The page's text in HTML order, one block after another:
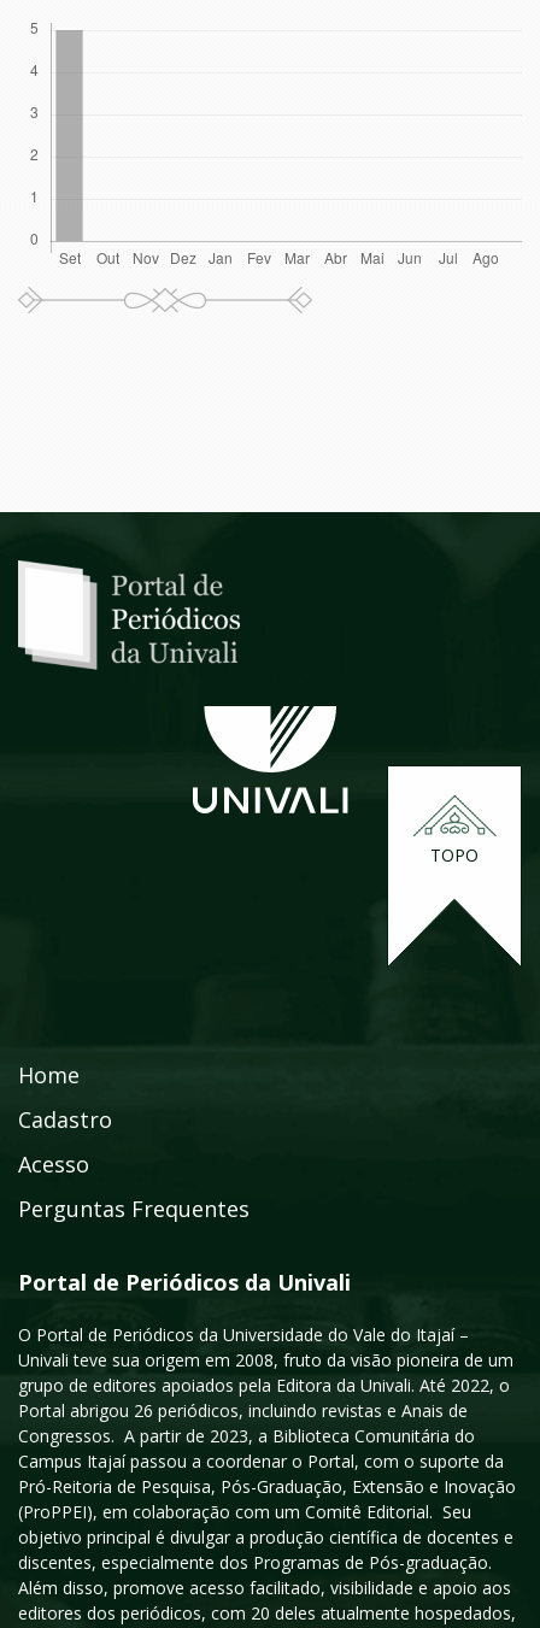
TOPO
Home
Cadastro
Acesso
Perguntas Frequentes
Portal de Periódicos da Univali
O Portal de Periódicos da Universidade do Vale do Itajaí –
Univali teve sua origem em 2008, fruto da visão pioneira de um
grupo de editores apoiados pela Editora da Univali. Até 2022, o
Portal abrigou 26 periódicos, incluindo revistas e Anais de
Congressos. A partir de 2023, a Biblioteca Comunitária do
Campus Itajaí passou a coordenar o Portal, com o suporte da
Pró-Reitoria de Pesquisa, Pós-Graduação, Extensão e Inovação
(ProPPEI), em colaboração com um Comitê Editorial. Seu
objetivo principal é divulgar a produção científica de docentes e
discentes, especialmente dos Programas de Pós-graduação.
Além disso, promove acesso facilitado, visibilidade e apoio aos
editores dos periódicos, com 20 deles atualmente hospedados,